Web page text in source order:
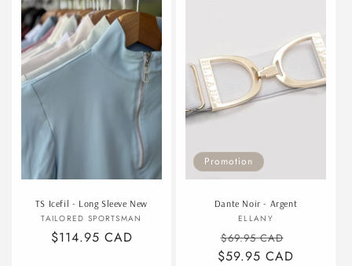
TS Icefil - Long Sleeve New
Fournisseur :
TAILORED SPORTSMAN
Prix
$114.95 CAD
Promotion
Dante Noir - Argent
Fournisseur :
ELLANY
Prix
habituel
$69.95 CAD
$59.95 CAD